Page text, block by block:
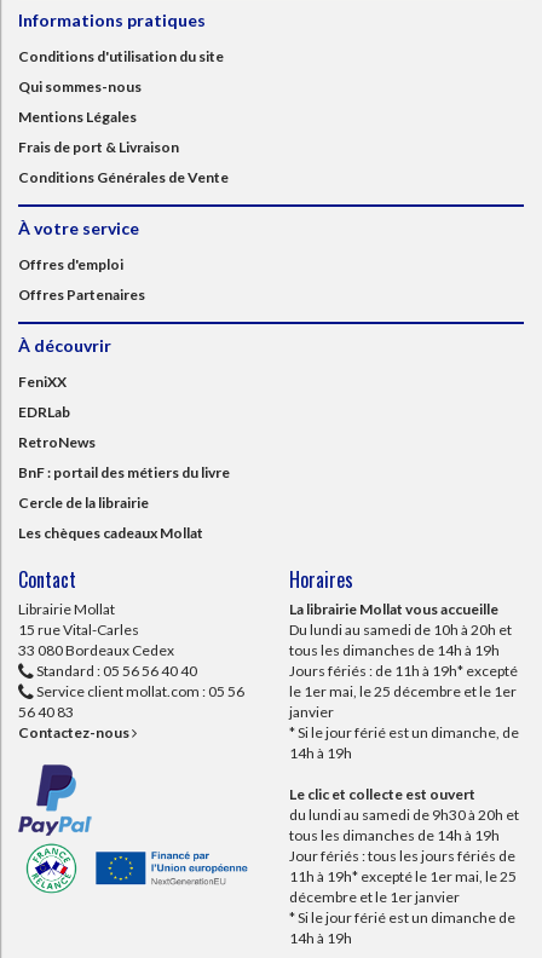
Informations pratiques
Conditions d'utilisation du site
Qui sommes-nous
Mentions Légales
Frais de port & Livraison
Conditions Générales de Vente
À votre service
Offres d'emploi
Offres Partenaires
À découvrir
FeniXX
EDRLab
RetroNews
BnF : portail des métiers du livre
Cercle de la librairie
Les chèques cadeaux Mollat
Contact
Librairie Mollat
15 rue Vital-Carles
33 080 Bordeaux Cedex
Standard : 05 56 56 40 40
Service client mollat.com : 05 56
56 40 83
Contactez-nous
Horaires
La librairie Mollat vous accueille
Du lundi au samedi de 10h à 20h et
tous les dimanches de 14h à 19h
Jours fériés : de 11h à 19h* excepté
le 1er mai, le 25 décembre et le 1er
janvier
* Si le jour férié est un dimanche, de
14h à 19h
Le clic et collecte est ouvert
du lundi au samedi de 9h30 à 20h et
tous les dimanches de 14h à 19h
Jour fériés : tous les jours fériés de
11h à 19h* excepté le 1er mai, le 25
décembre et le 1er janvier
* Si le jour férié est un dimanche de
14h à 19h